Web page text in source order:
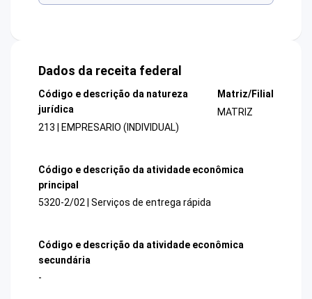
Dados da receita federal
Código e descrição da natureza
jurídica
213 | EMPRESARIO (INDIVIDUAL)
Matriz/Filial
MATRIZ
Código e descrição da atividade econômica
principal
5320-2/02 | Serviços de entrega rápida
Código e descrição da atividade econômica
secundária
-